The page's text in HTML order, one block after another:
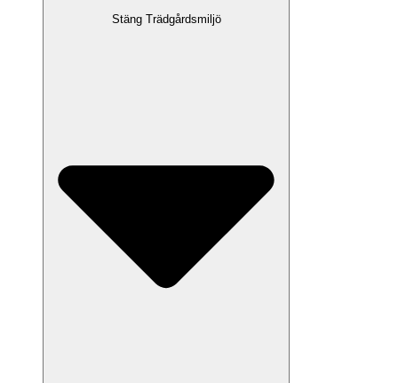
Stäng Trädgårdsmiljö